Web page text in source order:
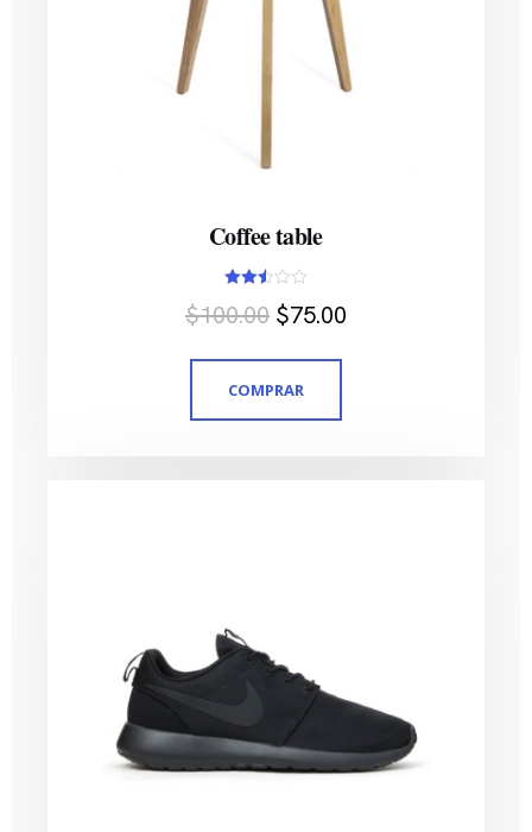
Coffee table
de 5
$100.00 $75.00
COMPRAR